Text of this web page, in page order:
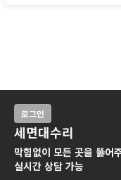
로그인
세면대수리
막힘없이 모든 곳을 뚫어
실시간 상담 가능